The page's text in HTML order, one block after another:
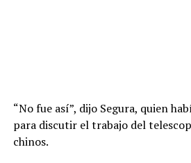
“No fue así”, dijo Segura, quien
para discutir el trabajo del
chinos.